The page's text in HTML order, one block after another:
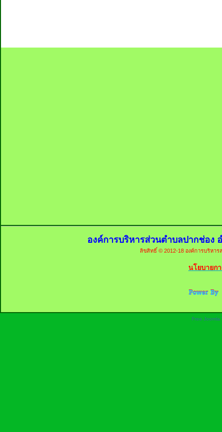
องค์การบริหารส่วนตำบลปากช่อง
ลิขสิทธิ์ © 2012-18 องค์การบริหา
นโยบายก
Free